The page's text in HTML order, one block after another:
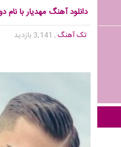
دانلود آهنگ مهدیار با
تک آهنگ, 3,141 بازدید